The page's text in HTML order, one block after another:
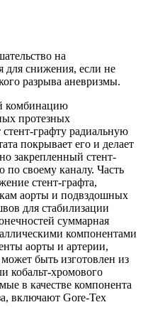
на
снижения, если не
разрыва аневризмы.
комбинацию
протезных
стент-графту радиальную
покрывает его и делает
закрепленный стент-
по своему каналу. Часть
стент-графта,
аорты и подвздошных
для стабилизации
суммарная
компонентами
аорты и артерии,
быть изготовлен из
кобальт-хромового
в качестве компонента
включают Gore-Tex